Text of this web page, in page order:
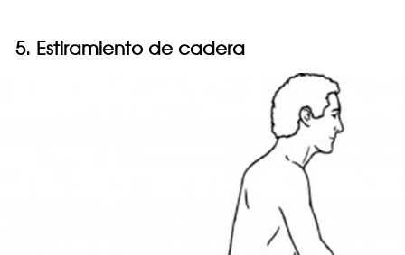
5. Estiramiento de cadera